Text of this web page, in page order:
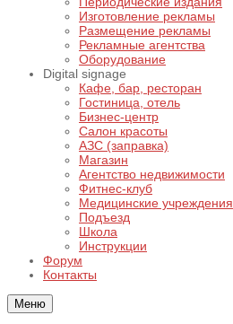
Изготовление рекламы
Размещение рекламы
Рекламные агентства
Оборудование
Digital signage
Кафе, бар, ресторан
Гостиница, отель
Бизнес-центр
Салон красоты
АЗС (заправка)
Магазин
Агентство недвижимости
Фитнес-клуб
Медицинские учреждения
Подъезд
Школа
Инструкции
Форум
Контакты
Меню